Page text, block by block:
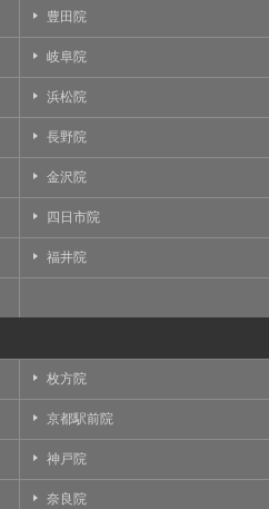
豊田院
岐阜院
浜松院
長野院
金沢院
四日市院
福井院
枚方院
京都駅前院
神戸院
奈良院